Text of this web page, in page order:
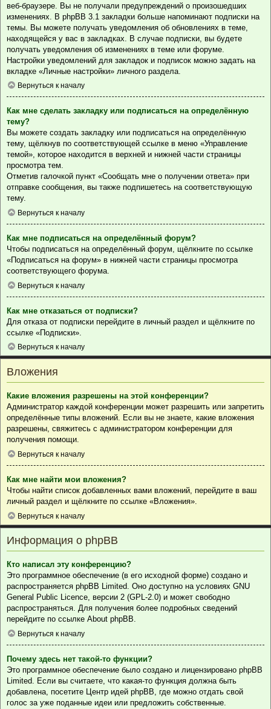
веб-браузере. Вы не получали предупреждений о произошедших
изменениях. В phpBB 3.1 закладки больше напоминают подписки на
темы. Вы можете получать уведомления об обновлениях в теме,
находящейся у вас в закладках. В случае подписки, вы будете
получать уведомления об изменениях в теме или форуме.
Настройки уведомлений для закладок и подписок можно задать на
вкладке «Личные настройки» личного раздела.
Вернуться к началу
Как мне сделать закладку или подписаться на определённую
тему?
Вы можете создать закладку или подписаться на определённую
тему, щёлкнув по соответствующей ссылке в меню «Управление
темой», которое находится в верхней и нижней части страницы
просмотра тем.
Отметив галочкой пункт «Сообщать мне о получении ответа» при
отправке сообщения, вы также подпишетесь на соответствующую
тему.
Вернуться к началу
Как мне подписаться на определённый форум?
Чтобы подписаться на определённый форум, щёлкните по ссылке
«Подписаться на форум» в нижней части страницы просмотра
соответствующего форума.
Вернуться к началу
Как мне отказаться от подписки?
Для отказа от подписки перейдите в личный раздел и щёлкните по
ссылке «Подписки».
Вернуться к началу
Вложения
Какие вложения разрешены на этой конференции?
Администратор каждой конференции может разрешить или запретить
определённые типы вложений. Если вы не знаете, какие вложения
разрешены, свяжитесь с администратором конференции для
получения помощи.
Вернуться к началу
Как мне найти мои вложения?
Чтобы найти список добавленных вами вложений, перейдите в ваш
личный раздел и щёлкните по ссылке «Вложения».
Вернуться к началу
Информация о phpBB
Кто написал эту конференцию?
Это программное обеспечение (в его исходной форме) создано и
распространяется phpBB Limited. Оно доступно на условиях GNU
General Public Licence, версии 2 (GPL-2.0) и может свободно
распространяться. Для получения более подробных сведений
перейдите по ссылке About phpBB.
Вернуться к началу
Почему здесь нет такой-то функции?
Это программное обеспечение было создано и лицензировано phpBB
Limited. Если вы считаете, что какая-то функция должна быть
добавлена, посетите Центр идей phpBB, где можно отдать свой
голос за уже поданные идеи или предложить собственные.